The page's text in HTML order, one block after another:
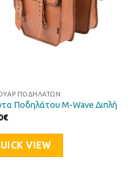
ΠΟΔΗΛΆΤΩΝ
Ποδηλάτου M-Wave Διπλή
€
VIEW